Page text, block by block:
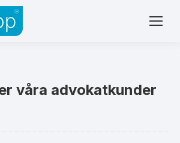
våra advokatkunder